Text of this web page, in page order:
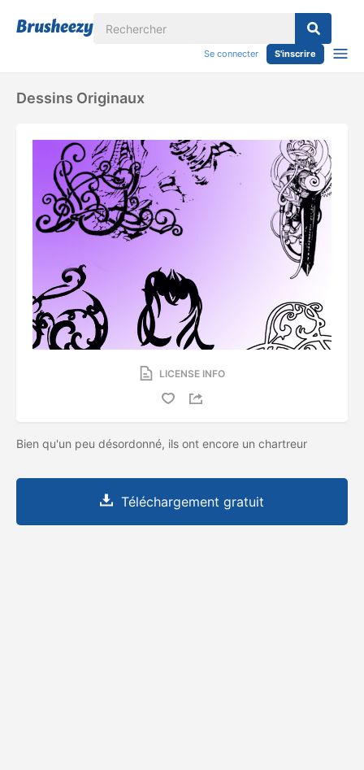
Se connecter S'inscrire
Dessins Originaux
LICENSE INFO
Bien qu'un peu désordonné, ils ont encore un chartreur
Téléchargement gratuit